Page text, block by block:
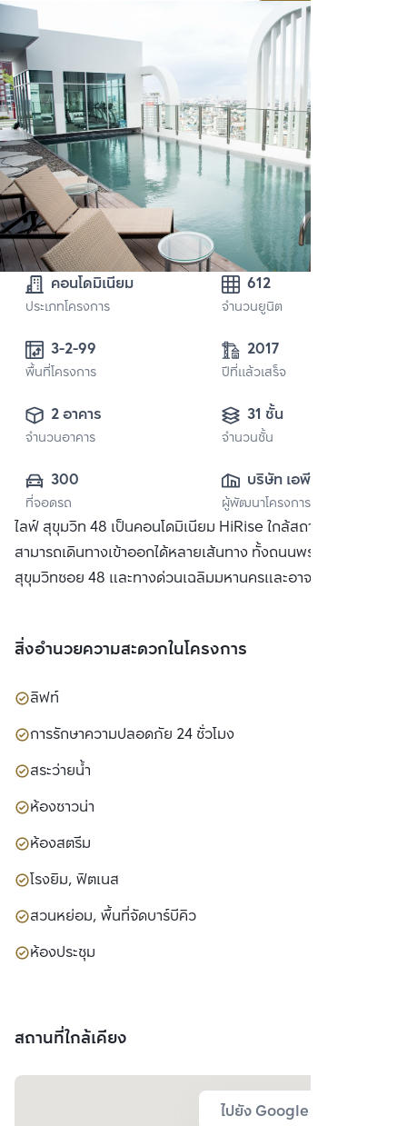
คอนโดมิเนียม
ประเภทโครงการ
612
จำนวนยูนิต
พื้นที่โครงการ
2017
ปีที่แล้วเสร็จ
2 อาคาร
จำนวนอาคาร
31 ชั้น
จำนวนชั้น
300
ที่จอดรถ
บริษัท เอพี (ไทย
แลนด์)
จำกัด(มหาชน)
ผู้พัฒนาโครงการ
ไลฟ์ สุขุมวิท 48 เป็นคอนโดมิเนียม HiRise ใกล้สถานีพระโขนง
สามารถเดินทางเข้าออกได้หลายเส้นทาง ทั้งถนนพระราม 4, ถนน
สุขุมวิทซอย 48 และทางด่วนเฉลิมมหานครและอาจณรงค์
สิ่งอำนวยความสะดวกในโครงการ
ลิฟท์
การรักษาความปลอดภัย 24 ชั่วโมง
สระว่ายน้ำ
ห้องซาวน่า
ห้องสตรีม
โรงยิม, ฟิตเนส
สวนหย่อม, พื้นที่จัดบาร์บีคิว
ห้องประชุม
สถานที่ใกล้เคียง
ไปยัง Google Map